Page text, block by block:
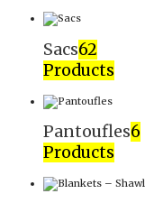
Sacs62
Products
Pantoufles6
Products